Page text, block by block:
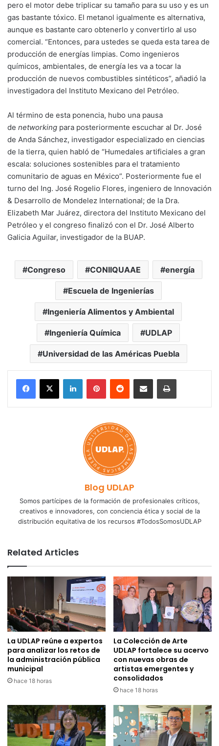
pero el motor debe triplicar su tamaño para su uso y es un
gas bastante tóxico. El metanol igualmente es alternativa,
aunque es bastante caro obtenerlo y convertirlo al uso
comercial. “Entonces, para ustedes se queda esta tarea de
producción de energías limpias. Como ingenieros
químicos, ambientales, de energía les va a tocar la
producción de nuevos combustibles sintéticos”, añadió la
investigadora del Instituto Mexicano del Petróleo.
Al término de esta ponencia, hubo una pausa
de networking para posteriormente escuchar al Dr. José
de Anda Sánchez, investigador especializado en ciencias
de la tierra, quien habló de “Humedales artificiales a gran
escala: soluciones sostenibles para el tratamiento
comunitario de aguas en México”. Posteriormente fue el
turno del Ing. José Rogelio Flores, ingeniero de Innovación
& Desarrollo de Mondelez International; de la Dra.
Elizabeth Mar Juárez, directora del Instituto Mexicano del
Petróleo y el congreso finalizó con el Dr. José Alberto
Galicia Aguilar, investigador de la BUAP.
Congreso CONIIQUAAE energía
Escuela de Ingenierías
Ingeniería Alimentos y Ambiental
Ingeniería Química UDLAP
Universidad de las Américas Puebla
LinkedInPinterestReddit Share via Email Print
Blog UDLAP
Somos partícipes de la formación de profesionales críticos,
creativos e innovadores, con conciencia ética y social de la
distribución equitativa de los recursos #TodosSomosUDLAP
Related Articles
La UDLAP reúne a expertos
para analizar los retos de
la administración pública
municipal
hace 18 horas
La Colección de Arte
UDLAP fortalece su acervo
con nuevas obras de
artistas emergentes y
consolidados
hace 18 horas